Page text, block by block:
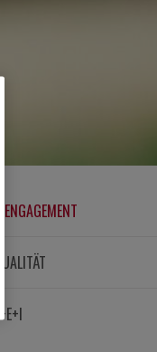
ENGAGEMENT
QUALITÄT